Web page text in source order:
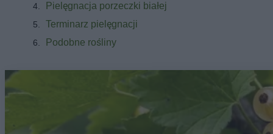
Pielęgnacja porzeczki białej
Terminarz pielęgnacji
Podobne rośliny